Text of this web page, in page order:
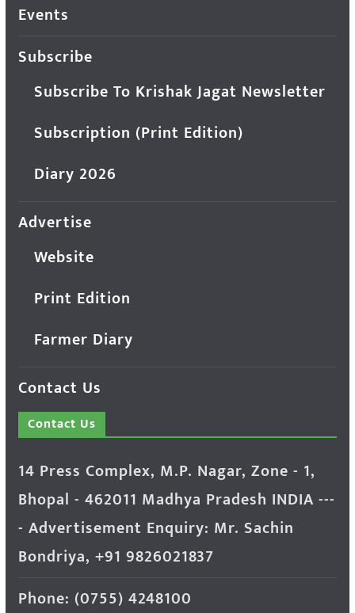
Events
Subscribe
Subscribe To Krishak Jagat Newsletter
Subscription (Print Edition)
Diary 2026
Advertise
Website
Print Edition
Farmer Diary
Contact Us
Contact Us
14 Press Complex, M.P. Nagar, Zone - 1,
Bhopal - 462011 Madhya Pradesh INDIA ---
- Advertisement Enquiry: Mr. Sachin
Bondriya, +91 9826021837
Phone: (0755) 4248100